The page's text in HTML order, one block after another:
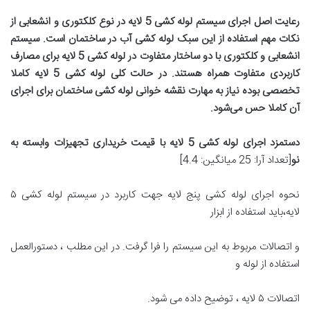
رعایت اصل اجرای سیستم لوله کشی 5 لایه در نوع کلکتوری و انشعابی از
نکات مهم استفاده از این سبک لوله کشی آب در ساختمان است. سیستم
انشعابی و کلکتوری با دو ساختار متفاوت در لوله کشی 5 لایه برای مصارف
کاربردی متفاوت همراه هستند. در حالت کلی لوله کشی 5 لایه کاملا
تخصصی بوده نیاز به مهارت نقشه خوانی لوله کشی ساختمان برای اجرای
آن کاملا حس می‌شود.
دستمزد اجرای لوله کشی 5 لایه با قیمت خریداری تجهیزات وابسته به
نو[تعداد آرا: 25 میانگین: 4.4]
نحوه اجرای لوله کشی پنج لایه جهت کاربرد در سیستم لوله کشی ۵
لایه،باید استفاده از ابزار
و اتصالات مربوط به این سیستم را فرا گرفت. در این مطلب ، دستورالعمل
استفاده از لوله و
اتصالات ۵ لایه ، توضیح داده می شود.